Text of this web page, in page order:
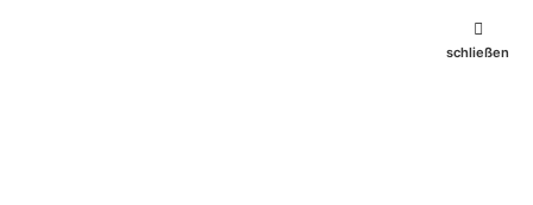
schließen